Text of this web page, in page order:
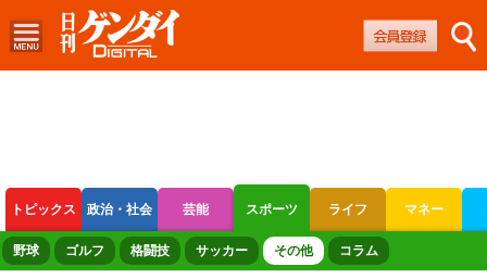
トピックス 政治・社会 芸能 スポーツ ライフ マネー
ボートレース 競輪 オートレース
野球 ゴルフ 格闘技 サッカー その他 コラム